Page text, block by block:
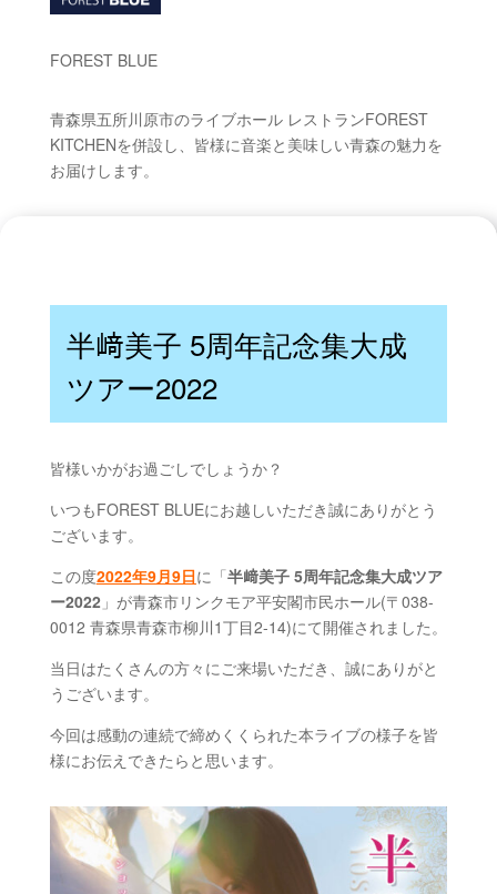
FOREST BLUE
青森県五所川原市のライブホール レストランFOREST
KITCHENを併設し、皆様に音楽と美味しい青森の魅力を
お届けします。
半﨑美子 5周年記念集大成
ツアー2022
皆様いかがお過ごしでしょうか？
いつもFOREST BLUEにお越しいただき誠にありがとう
ございます。
この度2022年9月9日に「半﨑美子 5周年記念集大成ツア
ー2022」が青森市リンクモア平安閣市民ホール(〒038-
0012 青森県青森市柳川1丁目2-14)にて開催されました。
当日はたくさんの方々にご来場いただき、誠にありがと
うございます。
今回は感動の連続で締めくくられた本ライブの様子を皆
様にお伝えできたらと思います。